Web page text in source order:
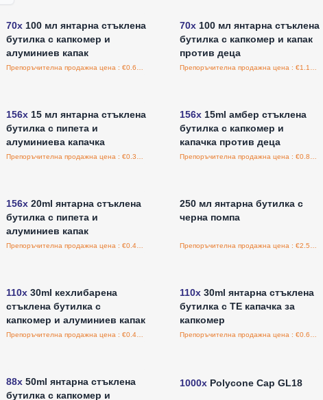
70x100 мл янтарна стъклена
бутилка с капкомер и
алуминиев капак
70x 100 мл янтарна стъклена
бутилка с капкомер и капак
против деца
156x15 мл янтарна стъклена
бутилка с пипета и
алуминиева капачка
156x 15ml амбер стъклена
бутилка с капкомер и
капачка против деца
156x20ml янтарна стъклена
бутилка с пипета и
алуминиев капак
Препоръчителна продажна цена : €0.45/бройка
250 мл янтарна бутилка с
черна помпа
110x30ml кехлибарена
стъклена бутилка с
капкомер и алуминиев капак
Препоръчителна продажна цена : €0.48/бройка
110x 30ml янтарна стъклена
бутилка с TE капачка за
капкомер
88x50ml янтарна стъклена
бутилка с капкомер и
1000x Polycone Cap GL18